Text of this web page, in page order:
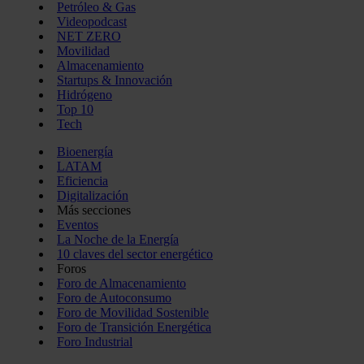
Petróleo & Gas
Videopodcast
NET ZERO
Movilidad
Almacenamiento
Startups & Innovación
Hidrógeno
Top 10
Tech
Bioenergía
LATAM
Eficiencia
Digitalización
Más secciones
Eventos
La Noche de la Energía
10 claves del sector energético
Foros
Foro de Almacenamiento
Foro de Autoconsumo
Foro de Movilidad Sostenible
Foro de Transición Energética
Foro Industrial